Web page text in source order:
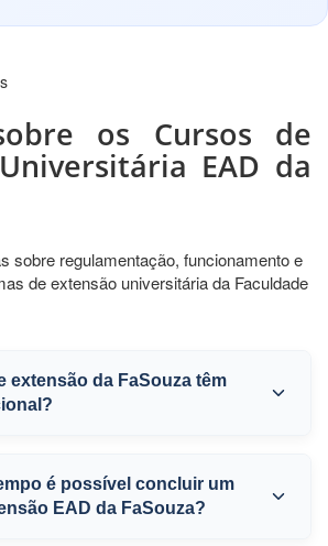
os Cursos de
EAD da
sobre regulamentação, funcionamento e
de extensão universitária da Faculdade
extensão da FaSouza têm
é possível concluir um
EAD da FaSouza?